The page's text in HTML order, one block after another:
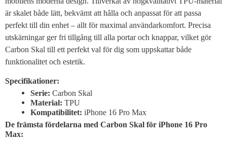
är skalet både lätt, bekvämt att hålla och anpassat för att passa
perfekt till din enhet – allt för maximal användarkomfort. Precisa
utskärningar ger fri tillgång till alla portar och knappar, vilket gör
Carbon Skal till ett perfekt val för dig som uppskattar både
funktionalitet och estetik.
Specifikationer:
Serie: Carbon Skal
Material: TPU
Kompatibilitet: iPhone 16 Pro Max
De främsta fördelarna med Carbon Skal för iPhone 16 Pro
Max: